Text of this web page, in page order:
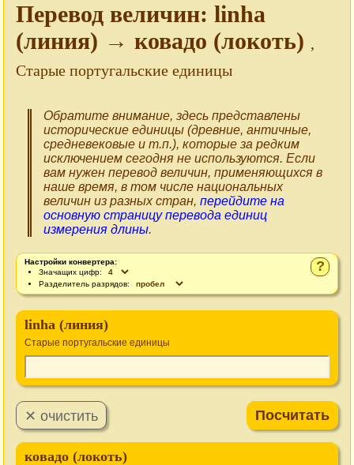
Перевод величин: linha
(линия) → ковадо (локоть) ,
Старые португальские единицы
Обратите внимание, здесь представлены
исторические единицы (древние, античные,
средневековые и т.п.), которые за редким
исключением сегодня не используются. Если
вам нужен перевод величин, применяющихся в
наше время, в том числе национальных
величин из разных стран, перейдите на
основную страницу перевода единиц
измерения длины.
?
Настройки конвертера:
Значащих цифр:
Разделитель разрядов:
linha (линия)
Старые португальские единицы
ковадо (локоть)